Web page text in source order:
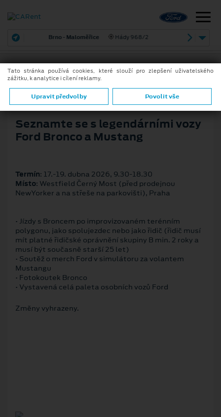
Brno - Maloměřice Hády 968/2
23. 3. 2026
Seznamte se s legendárními vozy
Ford Bronco a Mustang
Termín: 17.‑19. dubna 2026, 9.30‑18.30
Místo: Westfield Černý Most (před prodejnou
NewYorker a na střeše na parkovišti), Praha
• Jízdy s Broncem po improvizovaném terénním
polygonu, jako spolujezdec nebo jako řidič (řidič musí
mít platné řidičské oprávnění skupiny B min. 2 roky a
musí být současně starší 25 let)
• Soutěž o merch Ford v simulátoru za volantem
Mustangu
• Fotokoutek Bronco
• Vystavená celá paleta osobních vozů Ford
Změny vyhrazeny.
Tato stránka používá cookies, které slouží pro zlepšení uživatelského
zážitku, k analytice i cílení reklamy.
Upravit předvolby Povolit vše